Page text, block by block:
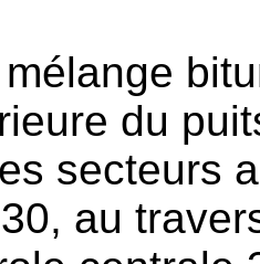
mélange
du
secteurs
au